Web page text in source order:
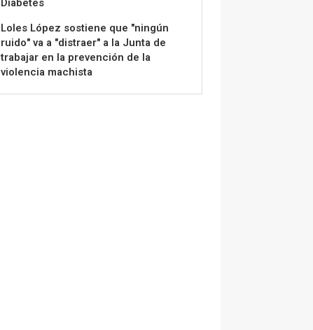
Loles López sostiene que "ningún
ruido" va a "distraer" a la Junta de
trabajar en la prevención de la
violencia machista